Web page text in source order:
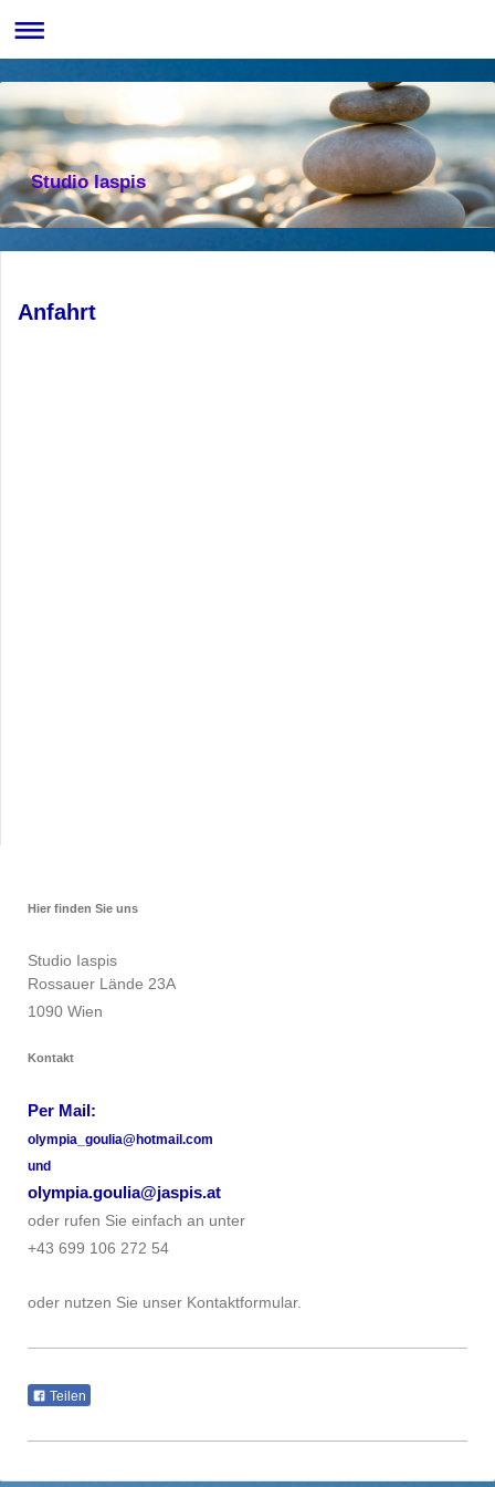
Studio Iaspis
Anfahrt
Hier finden Sie uns
Studio Iaspis
Rossauer Lände 23A
1090 Wien
Kontakt
Per Mail:
olympia_goulia@hotmail.com
und
olympia.goulia@jaspis.at
oder rufen Sie einfach an unter
+43 699 106 272 54
oder nutzen Sie unser Kontaktformular.
Teilen